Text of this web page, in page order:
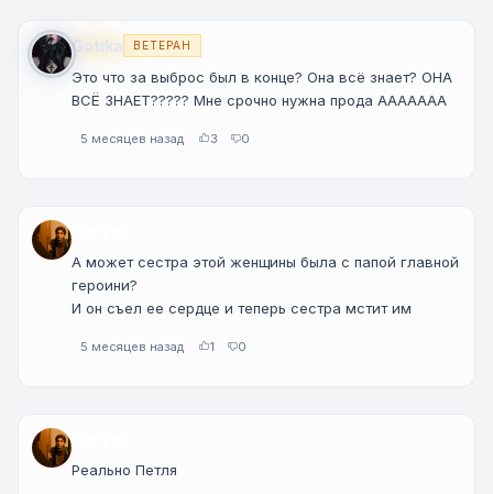
Gotika ВЕТЕРАН
Это что за выброс был в конце? Она всë знает? ОНА
ВСË ЗНАЕТ????? Мне срочно нужна прода ААААААА
5 месяцев назад 3 0
А может сестра этой женщины была с папой главной
героини?
И он съел ее сердце и теперь сестра мстит им
5 месяцев назад 1 0
Реально Петля